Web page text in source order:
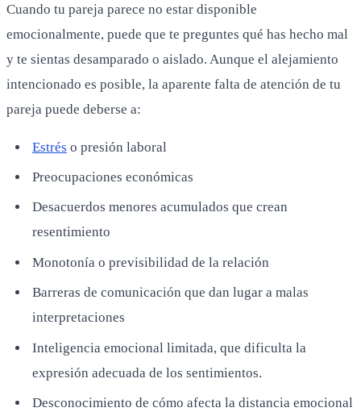
Cuando tu pareja parece no estar disponible
emocionalmente, puede que te preguntes qué has hecho mal
y te sientas desamparado o aislado. Aunque el alejamiento
intencionado es posible, la aparente falta de atención de tu
pareja puede deberse a:
Estrés o presión laboral
Preocupaciones económicas
Desacuerdos menores acumulados que crean
resentimiento
Monotonía o previsibilidad de la relación
Barreras de comunicación que dan lugar a malas
interpretaciones
Inteligencia emocional limitada, que dificulta la
expresión adecuada de los sentimientos.
Desconocimiento de cómo afecta la distancia emocional